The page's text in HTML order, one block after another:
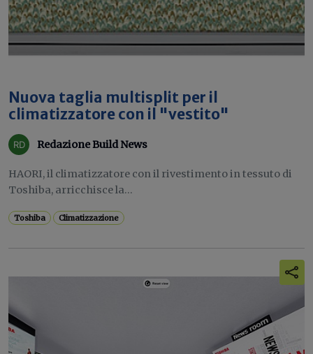
Nuova taglia multisplit per il
climatizzatore con il "vestito"
Redazione Build News
HAORI, il climatizzatore con il rivestimento in tessuto di
Toshiba, arricchisce la...
Toshiba Climatizzazione